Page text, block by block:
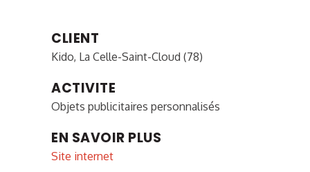
CLIENT
Kido, La Celle-Saint-Cloud (78)
ACTIVITE
Objets publicitaires personnalisés
EN SAVOIR PLUS
Site internet